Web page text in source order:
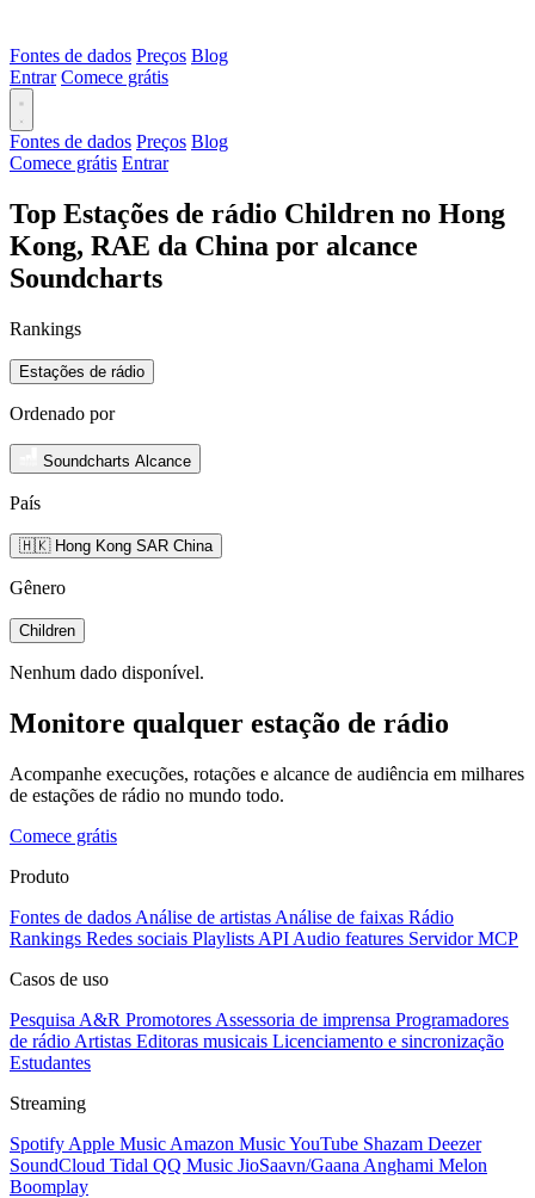
Fontes de dados Preços Blog
Entrar Comece grátis
Fontes de dados Preços Blog
Comece grátis Entrar
Top Estações de rádio Children no Hong
Kong, RAE da China por alcance
Soundcharts
Rankings
Estações de rádio
Ordenado por
Soundcharts Alcance
País
🇭🇰 Hong Kong SAR China
Gênero
Children
Nenhum dado disponível.
Monitore qualquer estação de rádio
Acompanhe execuções, rotações e alcance de audiência em milhares
de estações de rádio no mundo todo.
Comece grátis
Produto
Fontes de dados Análise de artistas Análise de faixas Rádio
Rankings Redes sociais Playlists API Audio features Servidor MCP
Casos de uso
Pesquisa A&R Promotores Assessoria de imprensa Programadores
de rádio Artistas Editoras musicais Licenciamento e sincronização
Estudantes
Streaming
Spotify Apple Music Amazon MusicYouTube Shazam Deezer
SoundCloud Tidal QQ Music JioSaavn/Gaana Anghami Melon
Boomplay